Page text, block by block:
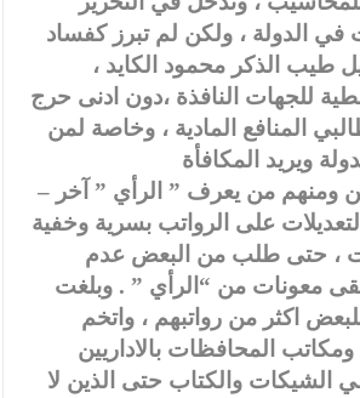
محمود أحمد فريحات.. مبارك ومزيدا من التوفيق
في الدولة ، ولكن لم تبرز كفساد
طيب الذكر محمود الكايد ،
للجهات النافذة ،دون ادنى حرج
المنافع المادية ، وخاصة لمن
– أغرقت بالموظفين ومنهم من يعرف ” الرأي ” آخر
على الرواتب بسرية وخفية
، حتى طلب من البعض عدم
معونات من “الرأي ” . وبلغت
اكثر من رواتبهم ، واتخم
المحافظات بالاداريين
الشيكات والكتاب حتى الذين لا